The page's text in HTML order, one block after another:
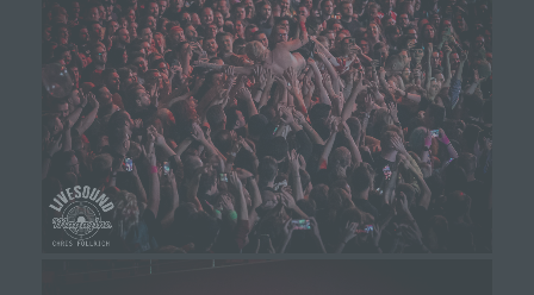
zu erhöhen, um letztlich ein optimales
Schutzniveau für die von uns verarbeiteten
personenbezogenen Daten sicherzustellen. Die
anonymen Daten der Server-Logfiles werden
getrennt von allen durch eine betroffene Person
angegebenen personenbezogenen Daten
gespeichert.
Registrierung auf unserer Internetseite
Die betroffene Person hat die Möglichkeit, sich auf der
Internetseite des für die Verarbeitung Verantwortlichen